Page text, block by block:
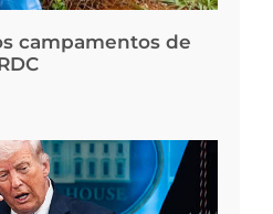
campamentos de